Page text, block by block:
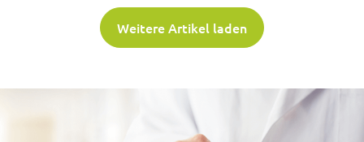
Weitere Artikel laden